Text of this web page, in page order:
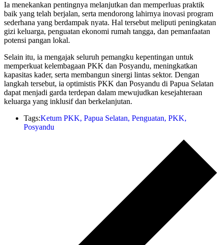
Ia menekankan pentingnya melanjutkan dan memperluas praktik
baik yang telah berjalan, serta mendorong lahirnya inovasi program
sederhana yang berdampak nyata. Hal tersebut meliputi peningkatan
gizi keluarga, penguatan ekonomi rumah tangga, dan pemanfaatan
potensi pangan lokal.
Selain itu, ia mengajak seluruh pemangku kepentingan untuk
memperkuat kelembagaan PKK dan Posyandu, meningkatkan
kapasitas kader, serta membangun sinergi lintas sektor. Dengan
langkah tersebut, ia optimistis PKK dan Posyandu di Papua Selatan
dapat menjadi garda terdepan dalam mewujudkan kesejahteraan
keluarga yang inklusif dan berkelanjutan.
Tags:Ketum PKK, Papua Selatan, Penguatan, PKK,
Posyandu